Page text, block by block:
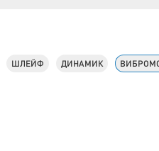
ШЛЕЙФ ДИНАМИК